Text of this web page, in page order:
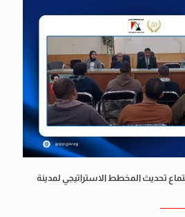
تحديث المخطط الاستراتيجي لمدينة